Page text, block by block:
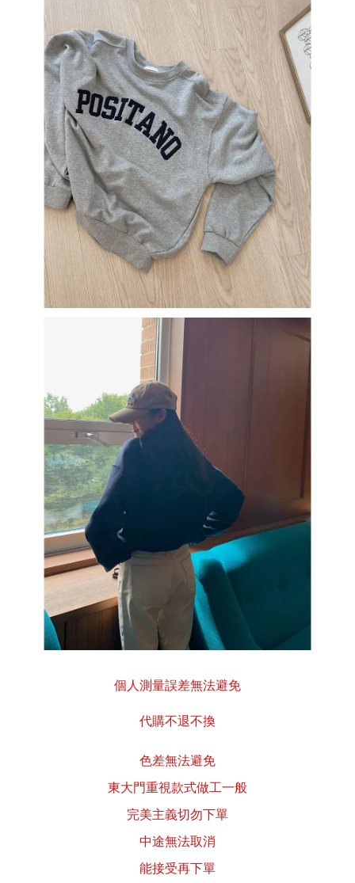
個人測量誤差無法避免
代購不退不換
色差無法避免
東大門重視款式做工一般
完美主義切勿下單
中途無法取消
能接受再下單